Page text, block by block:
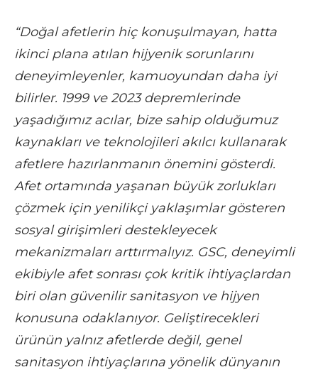
“Doğal afetlerin hiç konuşulmayan, hatta
ikinci plana atılan hijyenik sorunlarını
deneyimleyenler, kamuoyundan daha iyi
bilirler. 1999 ve 2023 depremlerinde
yaşadığımız acılar, bize sahip olduğumuz
kaynakları ve teknolojileri akılcı kullanarak
afetlere hazırlanmanın önemini gösterdi.
Afet ortamında yaşanan büyük zorlukları
çözmek için yenilikçi yaklaşımlar gösteren
sosyal girişimleri destekleyecek
mekanizmaları arttırmalıyız. GSC, deneyimli
ekibiyle afet sonrası çok kritik ihtiyaçlardan
biri olan güvenilir sanitasyon ve hijyen
konusuna odaklanıyor. Geliştirecekleri
ürünün yalnız afetlerde değil, genel
sanitasyon ihtiyaçlarına yönelik dünyanın